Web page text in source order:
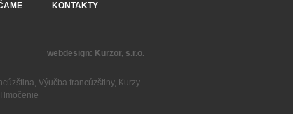
KONTAKTY
webdesign: Kurzor, s.r.o.
, Výučba francúzštiny, Kurzy